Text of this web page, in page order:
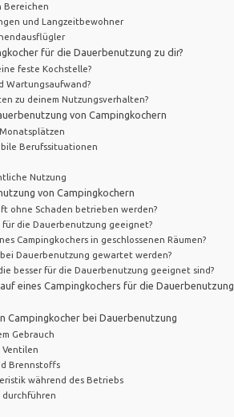
Bereichen
und Langzeitbewohner
für die Dauerbenutzung zu dir?
feste Kochstelle?
Wartungsaufwand?
zu deinem Nutzungsverhalten?
von Campingkochern
Berufssituationen
Nutzung
von Campingkochern
ohne Schaden betrieben werden?
die Dauerbenutzung geeignet?
Campingkochers in geschlossenen Räumen?
Dauerbenutzung gewartet werden?
besser für die Dauerbenutzung geeignet sind?
eines Campingkochers für die Dauerbenutzung
Campingkocher bei Dauerbenutzung
Gebrauch
Brennstoffs
während des Betriebs